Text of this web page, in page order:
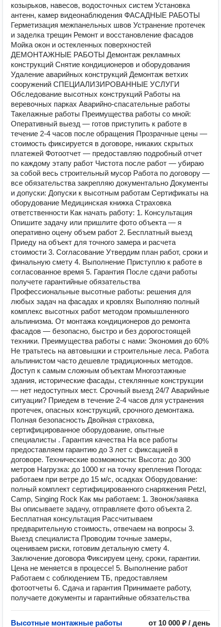
козырьков, навесов, водосточных систем Установка
антенн, камер видеонаблюдения ФАСАДНЫЕ РАБОТЫ
Герметизация межпанельных швов Устранение протечек
и заделка трещин Ремонт и восстановление фасадов
Мойка окон и остекленных поверхностей
ДЕМОНТАЖНЫЕ РАБОТЫ Демонтаж рекламных
конструкций Снятие кондиционеров и оборудования
Удаление аварийных конструкций Демонтаж ветхих
сооружений СПЕЦИАЛИЗИРОВАННЫЕ УСЛУГИ
Обследование высотных конструкций Работы на
веревочных парках Аварийно-спасательные работы
Такелажные работы Преимущества работы со мной:
Оперативный выезд — готов приступить к работе в
течение 2-4 часов после обращения Прозрачные цены —
стоимость фиксируется в договоре, никаких скрытых
платежей Фотоотчет — предоставляю подробный отчет
по каждому этапу работ Чистота после работ — убираю
за собой весь строительный мусор Работа по договору —
все обязательства закрепляю документально Документы
и допуски: Допуски к высотным работам Сертификаты на
оборудование Медицинская книжка Страховка
ответственности Как начать работу: 1. Консультация
Опишите задачу или пришлите фото объекта — я
оперативно оцену объем работ 2. Бесплатный выезд
Приеду на объект для точного замера и расчета
стоимости 3. Согласование Утвердим план работ, сроки и
финальную смету 4. Выполнение Приступлю к работе в
согласованное время 5. Гарантия После сдачи работы
получете гарантийные обязательства
Профессиональные высотные работы: решения для
любых задач на фасадах и кровлях Выполняю полный
комплекс высотных работ методом промышленного
альпинизма. От монтажа кондиционеров до ремонта
фасадов — безопасно, быстро и без дорогостоящей
техники. Преимущества работы с нами: Экономия до 60%
Не тратьтесь на автовышки и строительные леса. Работа
альпинистом часто дешевле традиционных методов.
Доступ к самым сложным объектам Многоэтажные
здания, исторические фасады, стеклянные конструкции
— нет недоступных мест. Срочный выезд 24/7 Аварийные
ситуации? Приедем в течение 2-4 часов для устранения
протечек, опасных конструкций, срочного демонтажа.
Полная безопасность Двойная страховка,
сертифицированное оборудование, опытные
специалисты . Гарантия качества На все работы
предоставляем гарантию до 3 лет с фиксацией в
договоре. Технические возможности: Высота: до 300
метров Нагрузка: до 1000 кг на точку крепления Погода:
работаем при ветре до 15 м/с, осадках Оборудование:
полный комплект сертифицированного снаряжения Petzl,
Camp, Singing Rock Как мы работаем: 1. Звонок/заявка
Вы описываете задачу, отправляете фото объекта 2.
Бесплатная консультация Рассчитываем
предварительную стоимость, отвечаем на вопросы 3.
Выезд специалиста Проводим точные замеры,
оцениваем риски, готовим детальную смету 4.
Заключение договора Фиксируем цену, сроки, гарантии.
Цена не меняется в процессе! 5. Выполнение работ
Работаем с соблюдением ТБ, предоставляем
фотоотчеты 6. Сдача и гарантия Принимаете работу,
получаете документы и гарантийные обязательства
Высотные монтажные работы от 10 000 ₽ / день